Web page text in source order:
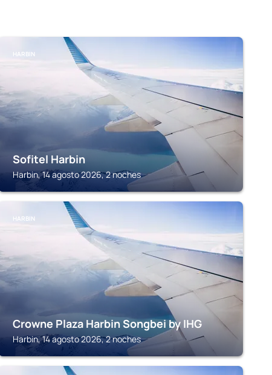
HARBIN
Sofitel Harbin
Harbin, 14 agosto 2026, 2 noches
HARBIN
Crowne Plaza Harbin Songbei by IHG
Harbin, 14 agosto 2026, 2 noches